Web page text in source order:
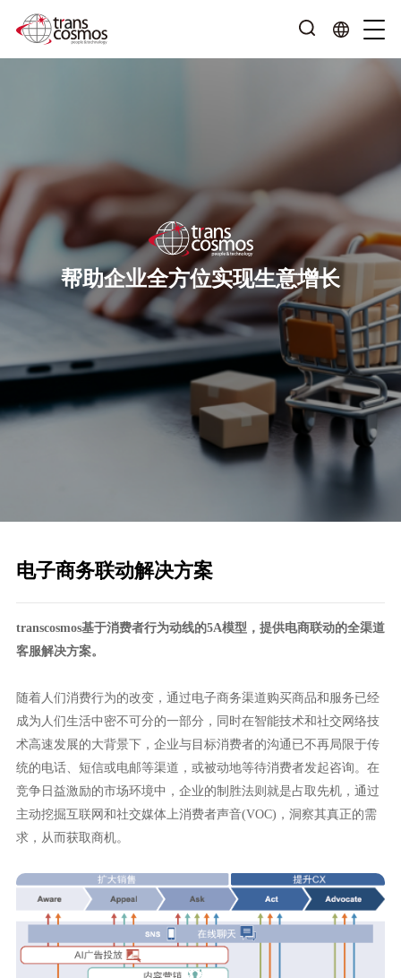
帮助企业全方位实现生意增长
电子商务联动解决方案
transcosmos基于消费者行为动线的5A模型，提供电商联动的全渠道
客服解决方案。
随着人们消费行为的改变，通过电子商务渠道购买商品和服务已经
成为人们生活中密不可分的一部分，同时在智能技术和社交网络技
术高速发展的大背景下，企业与目标消费者的沟通已不再局限于传
统的电话、短信或电邮等渠道，或被动地等待消费者发起咨询。在
竞争日益激励的市场环境中，企业的制胜法则就是占取先机，通过
主动挖掘互联网和社交媒体上消费者声音(VOC)，洞察其真正的需
求，从而获取商机。